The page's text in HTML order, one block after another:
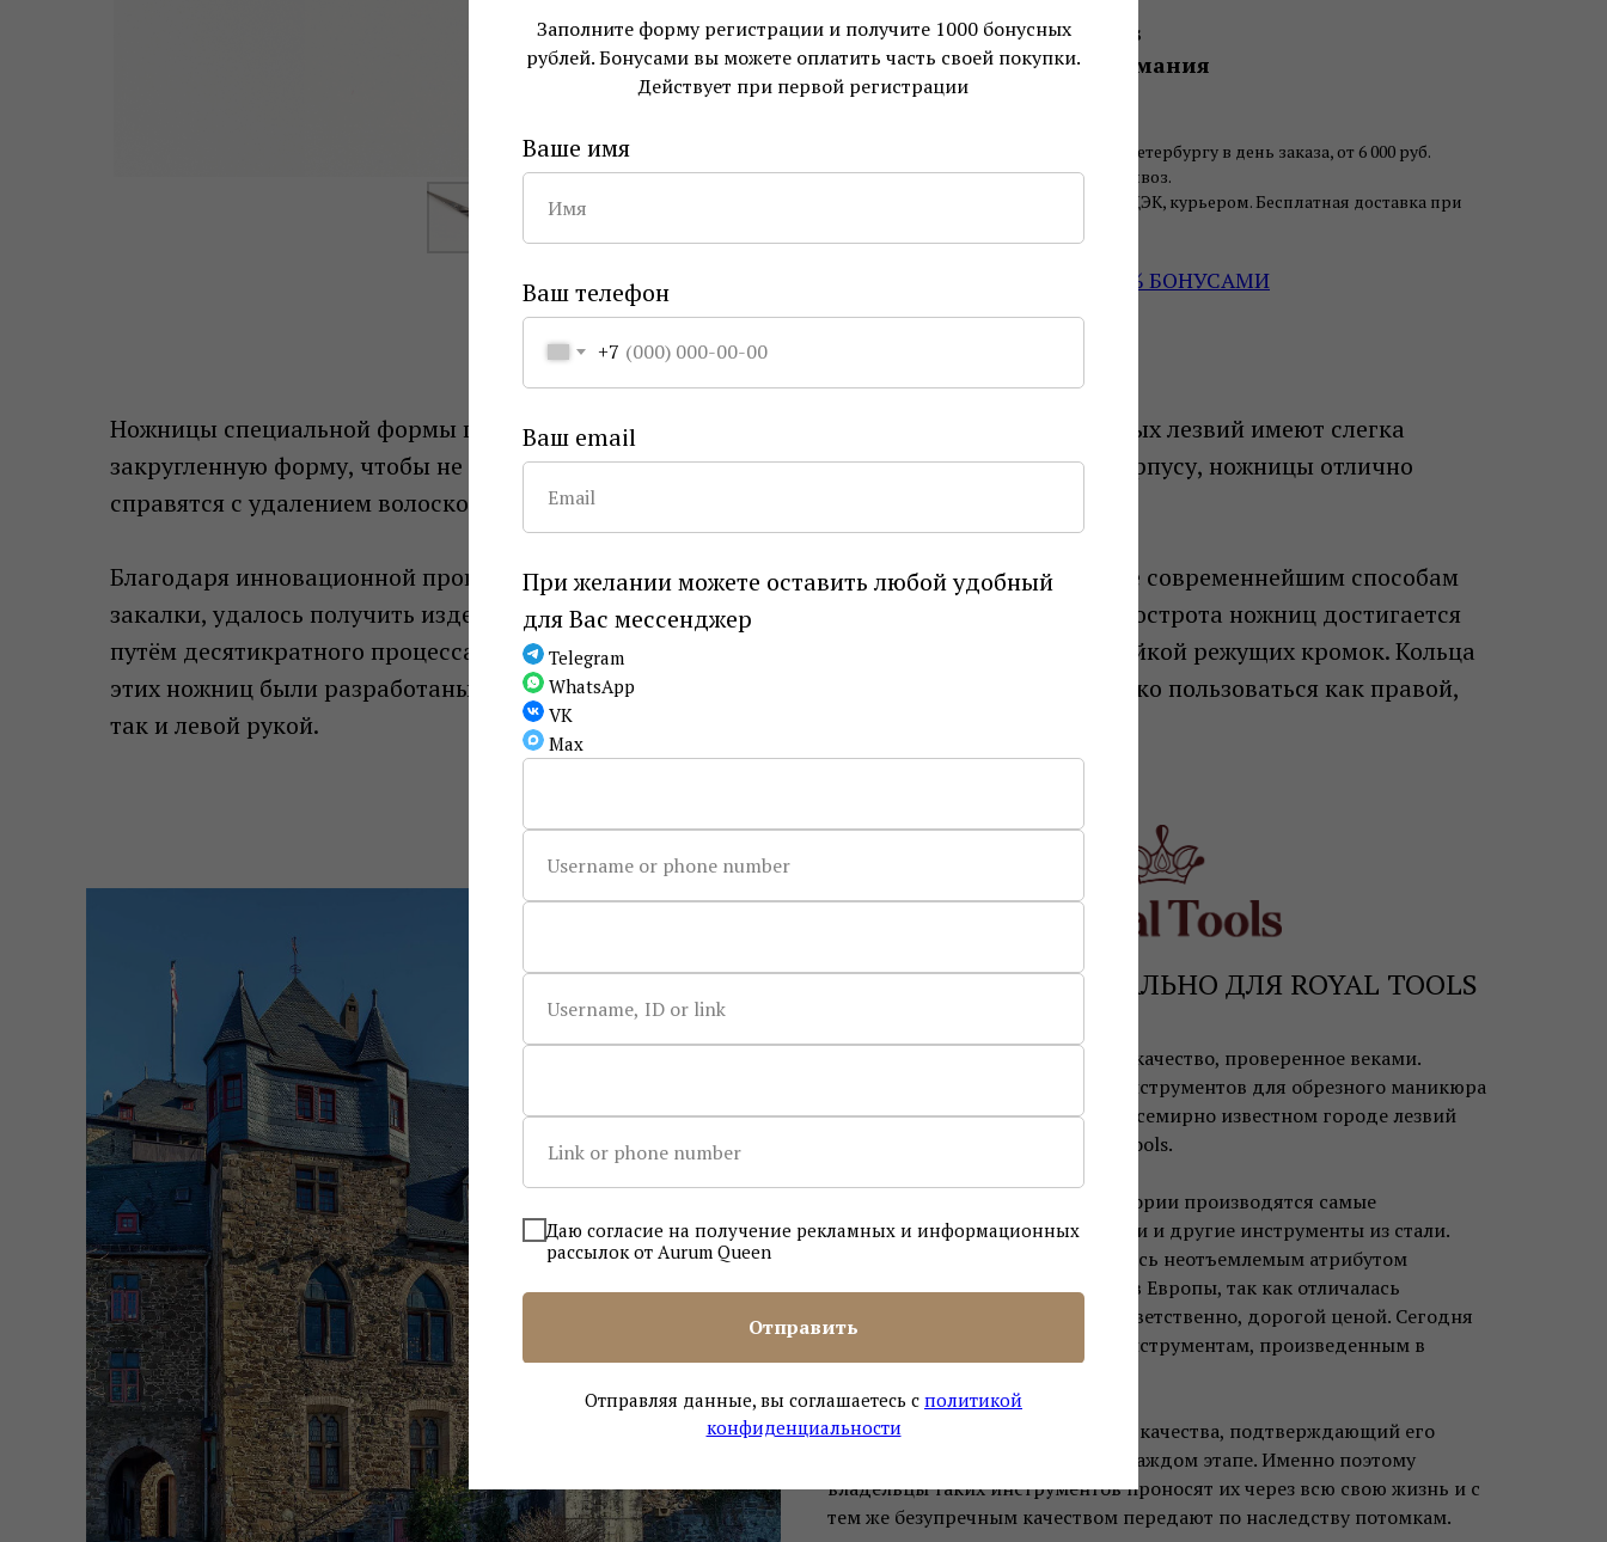
Заполните форму регистрации и получите 1000 бонусных
рублей. Бонусами вы можете оплатить часть своей покупки.
Действует при первой регистрации
Ваше имя
Ваш телефон
+7
Ваш email
При желании можете оставить любой удобный
для Вас мессенджер
Telegram
WhatsApp
VK
Max
Даю согласие на получение рекламных и информационных
рассылок от Aurum Queen
Отправить
Отправляя данные, вы соглашаетесь с политикой
конфиденциальности
БрендRoyal Tools
Производство
Германия
— По Москве и Санкт-Петербургу в день заказа, от 6 000 руб.
бесплатно. Есть самовывоз.
— По России почтой, СДЭК, курьером. Бесплатная доставка при
ОПЛАТИТЬ ДО 30% БОНУСАМИ
Ножницы специальной формы предназначены для ухода за бородой и усами. Концы острых лезвий имеют слегка
закругленную форму, чтобы не травмировать кожу. Благодаря удлиненному и тонкому корпусу, ножницы отлично
справятся с удалением волосков в труднодоступных местах.
Благодаря инновационной производственной технологии щадящего формования, а также современнейшим способам
закалки, удалось получить изделие с идеальной устойчивой поверхностью. Необходимая острота ножниц достигается
путём десятикратного процесса фацетирования и последующей ручной заточки с настройкой режущих кромок. Кольца
этих ножниц были разработаны таким образом, чтобы инструментом было одинаково легко пользоваться как правой,
так и левой рукой.
СПЕЦИАЛЬНО ДЛЯ ROYAL TOOLS
Solingen – высочайшее немецкое качество, проверенное веками.
Коллекция профессиональных инструментов для обрезного маникюра
и педикюра, произведённых во всемирно известном городе лезвий
Золинген специально для RoyalTools.
Начиная с XV века, на его территории производятся самые
высококачественные лезвия, ножи и другие инструменты из стали.
Тогда продукция Solingen являлась неотъемлемым атрибутом
дворянских и королевских домов Европы, так как отличалась
превосходным качеством и, соответственно, дорогой ценой. Сегодня
же прикоснуться к настоящим инструментам, произведенным в
«Made in Solingen» – это стандарт качества, подтверждающий его
оригинальное производство на каждом этапе. Именно поэтому
владельцы таких инструментов проносят их через всю свою жизнь и с
тем же безупречным качеством передают по наследству потомкам.